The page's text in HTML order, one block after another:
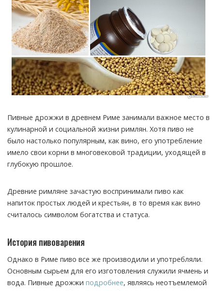
Пивные дрожжи в древнем Риме занимали важное место в
кулинарной и социальной жизни римлян. Хотя пиво не
было настолько популярным, как вино, его употребление
имело свои корни в многовековой традиции, уходящей в
глубокую прошлое.
Древние римляне зачастую воспринимали пиво как
напиток простых людей и крестьян, в то время как вино
считалось символом богатства и статуса.
История пивоварения
Однако в Риме пиво все же производили и употребляли.
Основным сырьем для его изготовления служили ячмень и
вода. Пивные дрожжи подробнее, являясь неотъемлемой